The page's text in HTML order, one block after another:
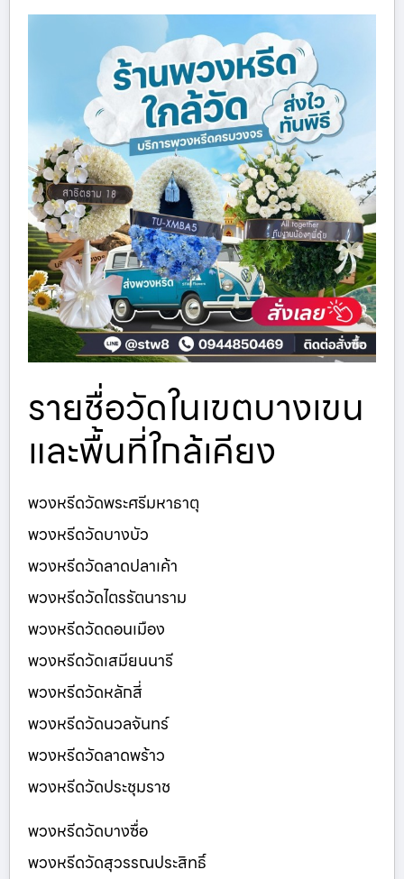
รายชื่อวัดในเขตบางเขน
และพื้นที่ใกล้เคียง
พวงหรีดวัดพระศรีมหาธาตุ
พวงหรีดวัดบางบัว
พวงหรีดวัดลาดปลาเค้า
พวงหรีดวัดไตรรัตนาราม
พวงหรีดวัดดอนเมือง
พวงหรีดวัดเสมียนนารี
พวงหรีดวัดหลักสี่
พวงหรีดวัดนวลจันทร์
พวงหรีดวัดลาดพร้าว
พวงหรีดวัดประชุมราช
พวงหรีดวัดบางซื่อ
พวงหรีดวัดสุวรรณประสิทธิ์